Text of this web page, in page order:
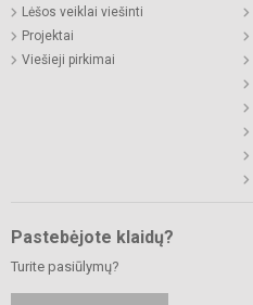
Lėšos veiklai viešinti
Projektai
Viešieji pirkimai
Pastebėjote klaidų?
Turite pasiūlymų?